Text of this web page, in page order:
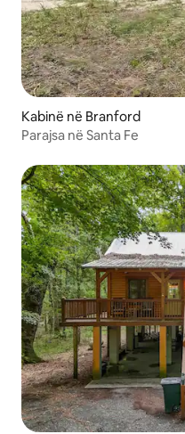
Kabinë në Branford
Parajsa në Santa Fe